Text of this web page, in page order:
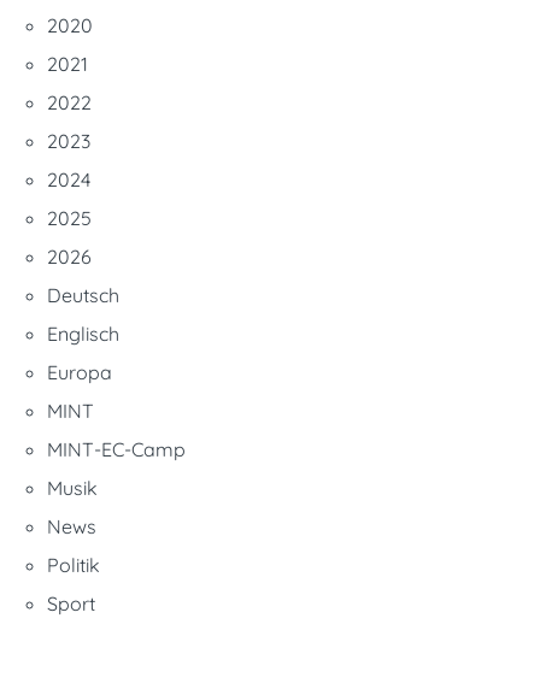
2020
2021
2022
2023
2024
2025
2026
Deutsch
Englisch
Europa
MINT
MINT-EC-Camp
Musik
News
Politik
Sport